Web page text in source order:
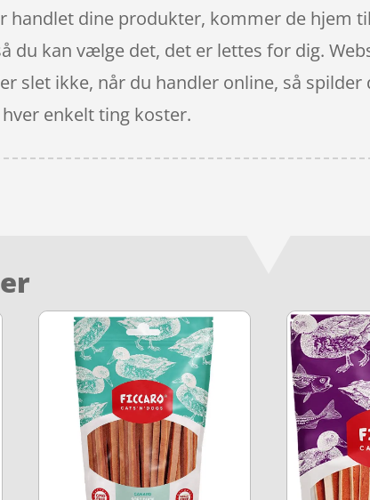
handlet dine produkter, kommer de hjem
du kan vælge det, det er lettes for dig.
slet ikke, når du handler online, så
enkelt ting koster.